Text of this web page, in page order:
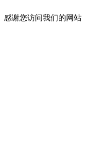
感谢您访问我们的网站